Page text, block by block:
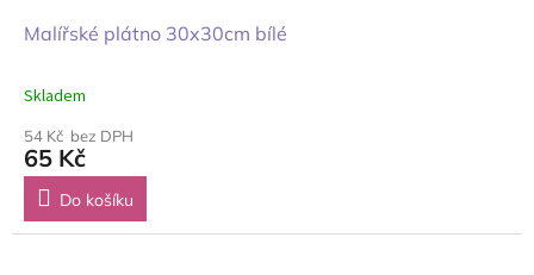
Malířské plátno 30x30cm bílé
Skladem
54 Kč bez DPH
65 Kč
Do košíku